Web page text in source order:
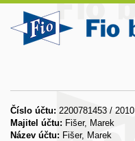
Číslo účtu: 2200781453 / 2010
Majitel účtu: Fišer, Marek
Název účtu: Fišer, Marek